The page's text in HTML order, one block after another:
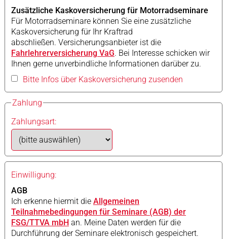
Zusätzliche Kaskoversicherung für Motorradseminare
Für Motorradseminare können Sie eine zusätzliche
Kaskoversicherung für Ihr Kraftrad
abschließen. Versicherungsanbieter ist die
Fahrlehrerversicherung VaG. Bei Interesse schicken wir
Ihnen gerne unverbindliche Informationen darüber zu.
Bitte Infos über Kaskoversicherung zusenden
Zahlung
Zahlungsart:
Einwilligung:
AGB
Ich erkenne hiermit die Allgemeinen
Teilnahmebedingungen für Seminare (AGB) der
FSG/TTVA mbH an. Meine Daten werden für die
Durchführung der Seminare elektronisch gespeichert.